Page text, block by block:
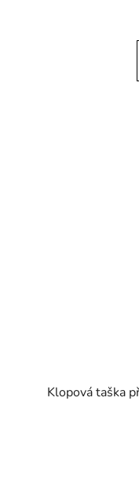
Klopová taška